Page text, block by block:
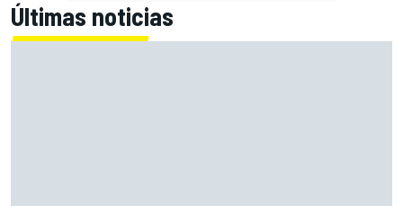
Últimas noticias